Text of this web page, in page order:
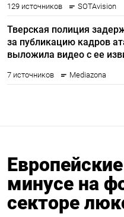
минусе на
секторе